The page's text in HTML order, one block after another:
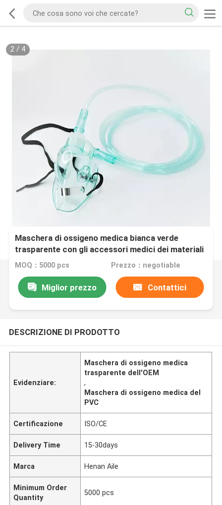
2/ 4
Maschera di ossigeno medica bianca verde
trasparente con gli accessori medici dei materiali
MOQ：5000 pcs Prezzo：negotiable
Miglior prezzo Contattici
DESCRIZIONE DI PRODOTTO
Evidenziare:
Maschera di ossigeno medica
trasparente dell'OEM
,
Maschera di ossigeno medica del
PVC
Certificazione ISO/CE
Delivery Time 15-30days
Marca Henan Aile
Minimum Order
Quantity
5000 pcs